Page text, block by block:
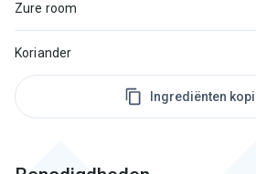
Zure room
Koriander
Ingrediënten